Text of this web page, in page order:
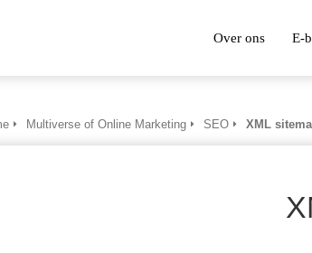
Over ons E-
Multiverse of Online Marketing SEO XML